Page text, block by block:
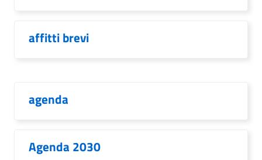
affitti brevi
agenda
Agenda 2030